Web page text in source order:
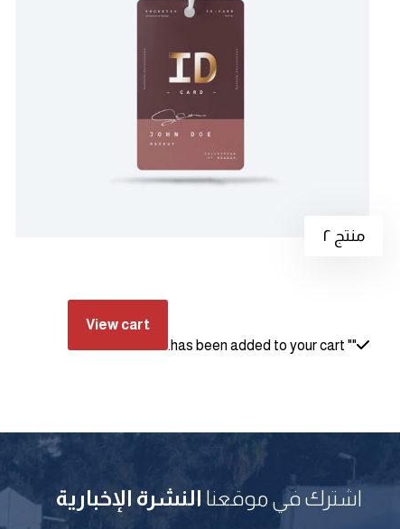
منتج ٢
"
" has been added to your cart.
View cart
اشترك في موقعنا النشرة الإخبارية